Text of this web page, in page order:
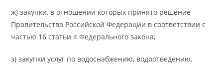
ж) закупки, в отношении которых принято решение
Правительства Российской Федерации в соответствии с
частью 16 статьи 4 Федерального закона;
з) закупки услуг по водоснабжению, водоотведению,